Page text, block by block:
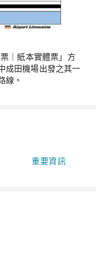
｜紙本實體票」方
成田機場出發之其一
線。
重要資訊